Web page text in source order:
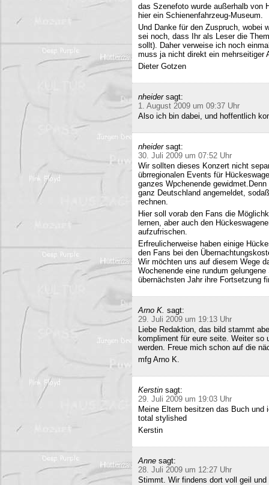
das Szenefoto wurde außerhalb von
hier ein Schienenfahrzeug-Museum.
Und Danke für den Zuspruch, wobei
sei noch, dass Ihr als Leser die
sollt). Daher verweise ich noch
muss ja nicht direkt ein mehrseitiger
Dieter Gotzen
nheider sagt:
1. August 2009 um 09:37 Uhr
Also ich bin dabei, und hoffentlich
nheider sagt:
30. Juli 2009 um 07:52 Uhr
Wir sollten dieses Konzert nicht
übrregionalen Events für
ganzes Wpchenende
ganz Deutschland angemeldet,
rechnen.
Hier soll vorab den Fans die
lernen, aber auch den
aufzufrischen.
Erfreulicherweise haben einige
den Fans bei den
Wir möchten uns auf diesem Wege
Wochenende eine rundum
übernächsten Jahr ihre Fortsetzung
Arno K. sagt:
29. Juli 2009 um 19:13 Uhr
Liebe Redaktion, das bild stammt
kompliment für eure seite. Weiter so
werden. Freue mich schon auf die
mfg Arno K.
Kerstin sagt:
29. Juli 2009 um 19:03 Uhr
Meine Eltern besitzen das Buch
total stylished
Kerstin
Anne sagt:
28. Juli 2009 um 12:27 Uhr
Stimmt. Wir findens dort voll geil und